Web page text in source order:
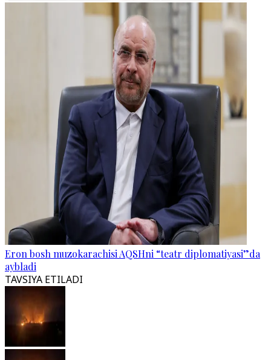
Eron bosh muzokarachisi AQSHni “teatr diplomatiyasi”da
aybladi
TAVSIYA ETILADI